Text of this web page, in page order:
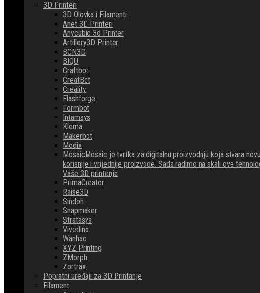
3D Printeri
3D Olovka i Filamenti
Anet 3D Printeri
Anycubic 3d Printer
Artillery3D Printer
BCN3D
BIQU
Craftbot
CreatBot
Creality
Flashforge
Formbot
Intamsys
Klema
Makerbot
Modix
MosaicMosaic je tvrtka za digitalnu proizvodnju koja stvara
korisnije i vrijednije proizvode. Sada radimo na skali ove
Vaše 3D printenje
PrimaCreator
Raise3D
Sindoh
Snapmaker
Stratasys
Vivedino
Wanhao
XYZ Printing
ZMorph
Zortrax
Popratni uređaji za 3D Printanje
Filament